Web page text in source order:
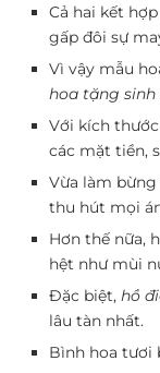
Cả hai kết
gấp đôi sự
Vì vậy mẫu
hoa tặng
Với kích
các mặt tiền,
Vừa làm
thu hút mọi
Hơn thế nữa,
hệt như mùi
Đặc biệt, hồ
lâu tàn nhất.
Bình hoa tươi